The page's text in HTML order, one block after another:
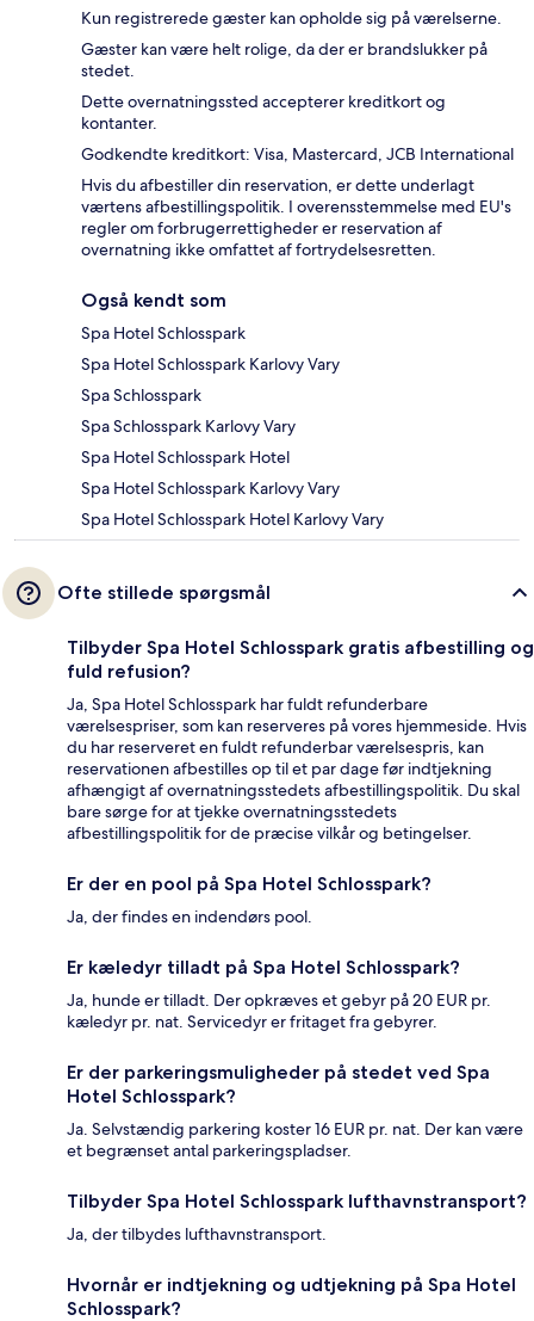
Kun registrerede gæster kan opholde sig på værelserne.
Gæster kan være helt rolige, da der er brandslukker på
stedet.
Dette overnatningssted accepterer kreditkort og
kontanter.
Godkendte kreditkort: Visa, Mastercard, JCB International
Hvis du afbestiller din reservation, er dette underlagt
værtens afbestillingspolitik. I overensstemmelse med EU's
regler om forbrugerrettigheder er reservation af
overnatning ikke omfattet af fortrydelsesretten.
Også kendt som
Spa Hotel Schlosspark
Spa Hotel Schlosspark Karlovy Vary
Spa Schlosspark
Spa Schlosspark Karlovy Vary
Spa Hotel Schlosspark Hotel
Spa Hotel Schlosspark Karlovy Vary
Spa Hotel Schlosspark Hotel Karlovy Vary
Ofte stillede spørgsmål
Tilbyder Spa Hotel Schlosspark gratis afbestilling og
fuld refusion?
Ja, Spa Hotel Schlosspark har fuldt refunderbare
værelsespriser, som kan reserveres på vores hjemmeside. Hvis
du har reserveret en fuldt refunderbar værelsespris, kan
reservationen afbestilles op til et par dage før indtjekning
afhængigt af overnatningsstedets afbestillingspolitik. Du skal
bare sørge for at tjekke overnatningsstedets
afbestillingspolitik for de præcise vilkår og betingelser.
Er der en pool på Spa Hotel Schlosspark?
Ja, der findes en indendørs pool.
Er kæledyr tilladt på Spa Hotel Schlosspark?
Ja, hunde er tilladt. Der opkræves et gebyr på 20 EUR pr.
kæledyr pr. nat. Servicedyr er fritaget fra gebyrer.
Er der parkeringsmuligheder på stedet ved Spa
Hotel Schlosspark?
Ja. Selvstændig parkering koster 16 EUR pr. nat. Der kan være
et begrænset antal parkeringspladser.
Tilbyder Spa Hotel Schlosspark lufthavnstransport?
Ja, der tilbydes lufthavnstransport.
Hvornår er indtjekning og udtjekning på Spa Hotel
Schlosspark?